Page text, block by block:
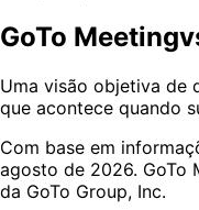
GoTo Meeting
Uma visão objetiva
que acontece quando
Com base em
agosto de 2026. GoTo
da GoTo Group, Inc.